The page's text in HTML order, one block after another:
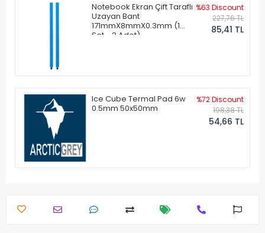
Notebook Ekran Çift Taraflı
Uzayan Bant
171mmX8mmX0.3mm (1
Set - 2 Adet)
%63 Discount
227,76 TL
85,41 TL
Ice Cube Termal Pad 6w
0.5mm 50x50mm
%72 Discount
198,38 TL
54,66 TL